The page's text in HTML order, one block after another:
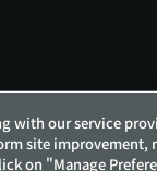
ポリシー 個人
with our service
site improvement,
on "Manage